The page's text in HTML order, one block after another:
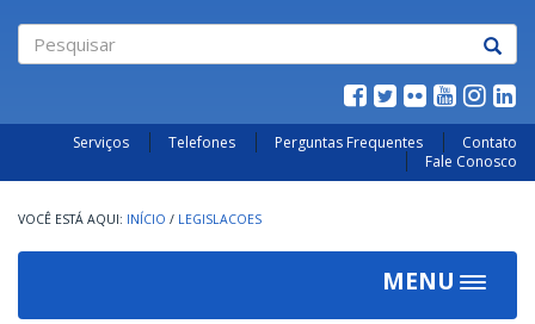
Serviços Telefones Perguntas Frequentes
Contato
Fale Conosco
INÍCIO / LEGISLACOES
MENU
Toggle